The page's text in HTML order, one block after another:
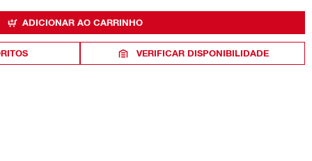
ADICIONAR AO CARRINHO
VERIFICAR DISPONIBILIDADE